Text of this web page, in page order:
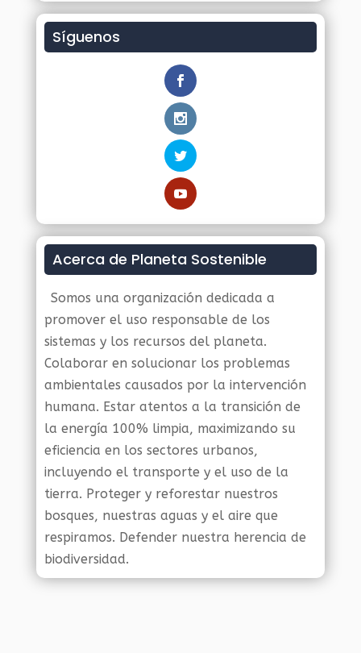
Síguenos
Acerca de Planeta Sostenible
Somos una organización dedicada a
promover el uso responsable de los
sistemas y los recursos del planeta.
Colaborar en solucionar los problemas
ambientales causados por la intervención
humana. Estar atentos a la transición de
la energía 100% limpia, maximizando su
eficiencia en los sectores urbanos,
incluyendo el transporte y el uso de la
tierra. Proteger y reforestar nuestros
bosques, nuestras aguas y el aire que
respiramos. Defender nuestra herencia de
biodiversidad.